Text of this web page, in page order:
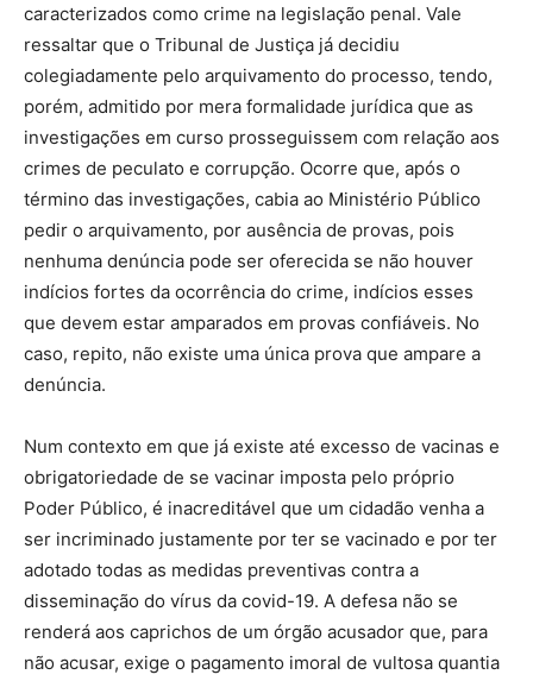
caracterizados como crime na legislação penal. Vale
ressaltar que o Tribunal de Justiça já decidiu
colegiadamente pelo arquivamento do processo, tendo,
porém, admitido por mera formalidade jurídica que as
investigações em curso prosseguissem com relação aos
crimes de peculato e corrupção. Ocorre que, após o
término das investigações, cabia ao Ministério Público
pedir o arquivamento, por ausência de provas, pois
nenhuma denúncia pode ser oferecida se não houver
indícios fortes da ocorrência do crime, indícios esses
que devem estar amparados em provas confiáveis. No
caso, repito, não existe uma única prova que ampare a
denúncia.
Num contexto em que já existe até excesso de vacinas e
obrigatoriedade de se vacinar imposta pelo próprio
Poder Público, é inacreditável que um cidadão venha a
ser incriminado justamente por ter se vacinado e por ter
adotado todas as medidas preventivas contra a
disseminação do vírus da covid-19. A defesa não se
renderá aos caprichos de um órgão acusador que, para
não acusar, exige o pagamento imoral de vultosa quantia